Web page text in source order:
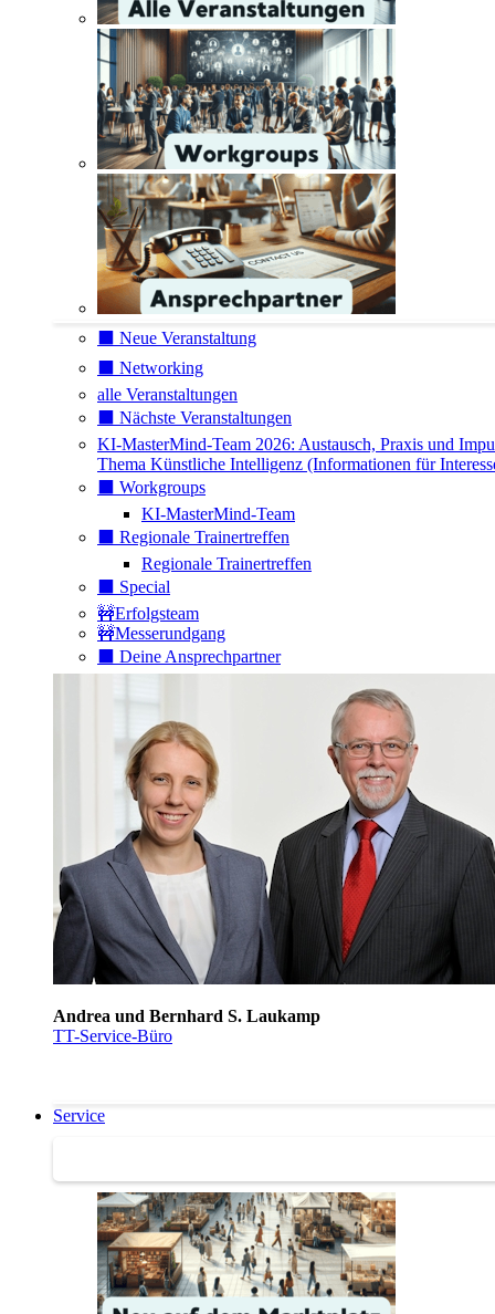
⬛️ Neue Veranstaltung
⬛️ Networking
alle Veranstaltungen
⬛️ Nächste Veranstaltungen
KI-MasterMind-Team 2026: Austausch, Praxis und
Thema Künstliche Intelligenz (Informationen für
⬛️ Workgroups
KI-MasterMind-Team
⬛️ Regionale Trainertreffen
Regionale Trainertreffen
⬛️ Special
🚧Erfolgsteam
🚧Messerundgang
⬛️ Deine Ansprechpartner
Andrea und Bernhard S. Laukamp
TT-Service-Büro
Service